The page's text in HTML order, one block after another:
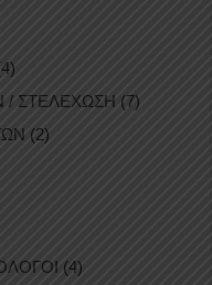
/ ΣΤΕΛΕΧΩΣΗ (7)
(2)
(4)